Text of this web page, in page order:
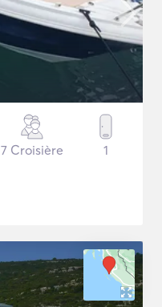
7 Croisière 1